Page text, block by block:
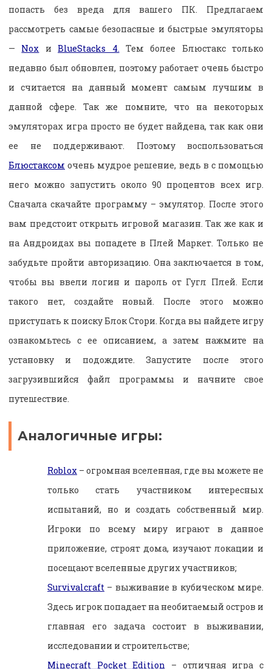
попасть без вреда для вашего ПК. Предлагаем
рассмотреть самые безопасные и быстрые эмуляторы
— Nox иBlueStacks 4. Тем более Блюстакс только
недавно был обновлен, поэтому работает очень быстро
и считается на данный момент самым лучшим в
данной сфере. Так же помните, что на некоторых
эмуляторах игра просто не будет найдена, так как они
ее не поддерживают. Поэтому воспользоваться
Блюстаксом очень мудрое решение, ведь в с помощью
него можно запустить около 90 процентов всех игр.
Сначала скачайте программу – эмулятор. После этого
вам предстоит открыть игровой магазин. Так же как и
на Андроидах вы попадете в Плей Маркет. Только не
забудьте пройти авторизацию. Она заключается в том,
чтобы вы ввели логин и пароль от Гугл Плей. Если
такого нет, создайте новый. После этого можно
приступать к поиску Блок Стори. Когда вы найдете игру
ознакомьтесь с ее описанием, а затем нажмите на
установку и подождите. Запустите после этого
загрузившийся файл программы и начните свое
путешествие.
Аналогичные игры:
Roblox – огромная вселенная, где вы можете не
только стать участником интересных
испытаний, но и создать собственный мир.
Игроки по всему миру играют в данное
приложение, строят дома, изучают локации и
посещают вселенные других участников;
Survivalcraft – выживание в кубическом мире.
Здесь игрок попадает на необитаемый остров и
главная его задача состоит в выживании,
исследовании и строительстве;
Minecraft Pocket Edition – отличная игра с